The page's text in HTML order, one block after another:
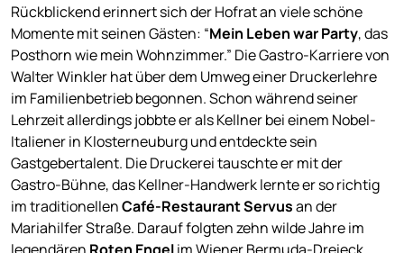
Rückblickend erinnert sich der Hofrat an viele schöne
Momente mit seinen Gästen: “Mein Leben war Party, das
Posthorn wie mein Wohnzimmer.” Die Gastro-Karriere von
Walter Winkler hat über dem Umweg einer Druckerlehre
im Familienbetrieb begonnen. Schon während seiner
Lehrzeit allerdings jobbte er als Kellner bei einem Nobel-
Italiener in Klosterneuburg und entdeckte sein
Gastgebertalent. Die Druckerei tauschte er mit der
Gastro-Bühne, das Kellner-Handwerk lernte er so richtig
im traditionellenCafé-Restaurant Servusan der
Mariahilfer Straße. Darauf folgten zehn wilde Jahre im